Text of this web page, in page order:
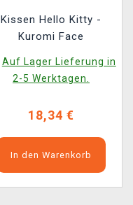
Kissen Hello Kitty -
Kuromi Face
Auf Lager Lieferung in
2-5 Werktagen.
18,34 €
In den Warenkorb